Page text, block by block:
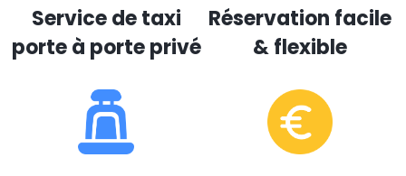
Service de taxi
porte à porte privé
Réservation facile
& flexible